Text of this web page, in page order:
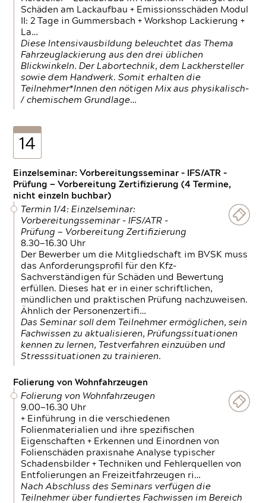
Schäden am Lackaufbau + Emissionsschäden Modul
II: 2 Tage in Gummersbach + Workshop Lackierung +
La…
Diese Intensivausbildung beleuchtet das Thema
Fahrzeuglackierung aus den drei üblichen
Blickwinkeln. Der Labortechnik, dem Lackhersteller
sowie dem Handwerk. Somit erhalten die
Teilnehmer*Innen den nötigen Mix aus physikalisch-
/ chemischem Grundlage…
14
Einzelseminar: Vorbereitungsseminar - IFS/ATR -
Prüfung — Vorbereitung Zertifizierung (4 Termine,
nicht einzeln buchbar)
Termin 1/4: Einzelseminar:
Vorbereitungsseminar - IFS/ATR -
Prüfung — Vorbereitung Zertifizierung
8.30—16.30 Uhr
Der Bewerber um die Mitgliedschaft im BVSK muss
das Anforderungsprofil für den Kfz-
Sachverständigen für Schäden und Bewertung
erfüllen. Dieses hat er in einer schriftlichen,
mündlichen und praktischen Prüfung nachzuweisen.
Ähnlich der Personenzertifi…
Das Seminar soll dem Teilnehmer ermöglichen, sein
Fachwissen zu aktualisieren, Prüfungssituationen
kennen zu lernen, Testverfahren einzuüben und
Stresssituationen zu trainieren.
Folierung von Wohnfahrzeugen
Folierung von Wohnfahrzeugen
9.00—16.30 Uhr
+ Einführung in die verschiedenen
Folienmaterialien und ihre spezifischen
Eigenschaften + Erkennen und Einordnen von
Folienschäden praxisnahe Analyse typischer
Schadensbilder + Techniken und Fehlerquellen von
Entfolierungen an Freizeitfahrzeugen ri…
Nach Abschluss des Seminars verfügen die
Teilnehmer über fundiertes Fachwissen im Bereich